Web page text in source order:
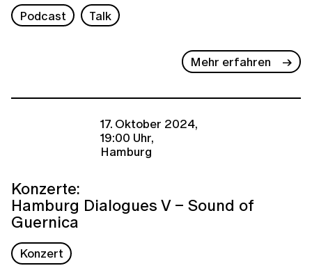
Podcast Talk
Mehr erfahren
17. Oktober 2024,
19:00 Uhr,
Hamburg
Konzerte:
Hamburg Dialogues V – Sound of
Guernica
Konzert